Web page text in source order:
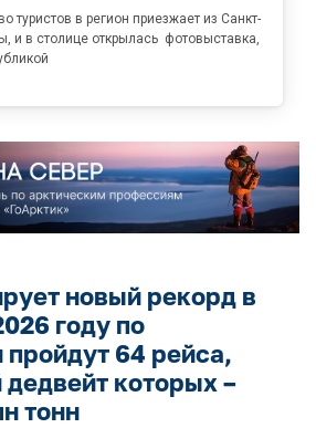
туристов в регион приезжает из Санкт-
и в столице открылась фотовыставка,
новый рекорд в
году по
64 рейса,
которых –
тонн